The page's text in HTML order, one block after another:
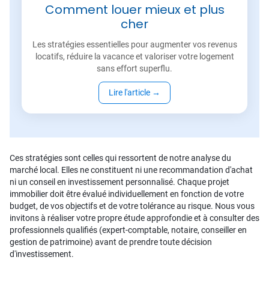
Comment louer mieux et plus
cher
Les stratégies essentielles pour augmenter vos revenus
locatifs, réduire la vacance et valoriser votre logement
sans effort superflu.
Lire l'article →
Ces stratégies sont celles qui ressortent de notre analyse du
marché local. Elles ne constituent ni une recommandation d'achat
ni un conseil en investissement personnalisé. Chaque projet
immobilier doit être évalué individuellement en fonction de votre
budget, de vos objectifs et de votre tolérance au risque. Nous vous
invitons à réaliser votre propre étude approfondie et à consulter des
professionnels qualifiés (expert-comptable, notaire, conseiller en
gestion de patrimoine) avant de prendre toute décision
d'investissement.